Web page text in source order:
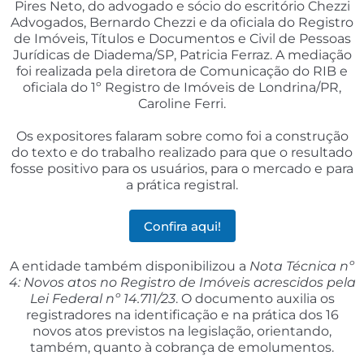
Pires Neto, do advogado e sócio do escritório Chezzi
Advogados, Bernardo Chezzi e da oficiala do Registro
de Imóveis, Títulos e Documentos e Civil de Pessoas
Jurídicas de Diadema/SP, Patricia Ferraz. A mediação
foi realizada pela diretora de Comunicação do RIB e
oficiala do 1º Registro de Imóveis de Londrina/PR,
Caroline Ferri.
Os expositores falaram sobre como foi a construção
do texto e do trabalho realizado para que o resultado
fosse positivo para os usuários, para o mercado e para
a prática registral.
Confira aqui!
A entidade também disponibilizou a Nota Técnica nº
4: Novos atos no Registro de Imóveis acrescidos pela
Lei Federal nº 14.711/23. O documento auxilia os
registradores na identificação e na prática dos 16
novos atos previstos na legislação, orientando,
também, quanto à cobrança de emolumentos.